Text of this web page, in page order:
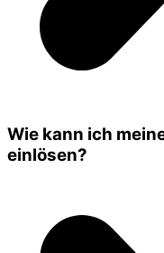
Wie kann ich
einlösen?